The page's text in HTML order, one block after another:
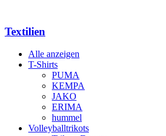
Textilien
Alle anzeigen
T-Shirts
PUMA
KEMPA
JAKO
ERIMA
hummel
Volleyballtrikots